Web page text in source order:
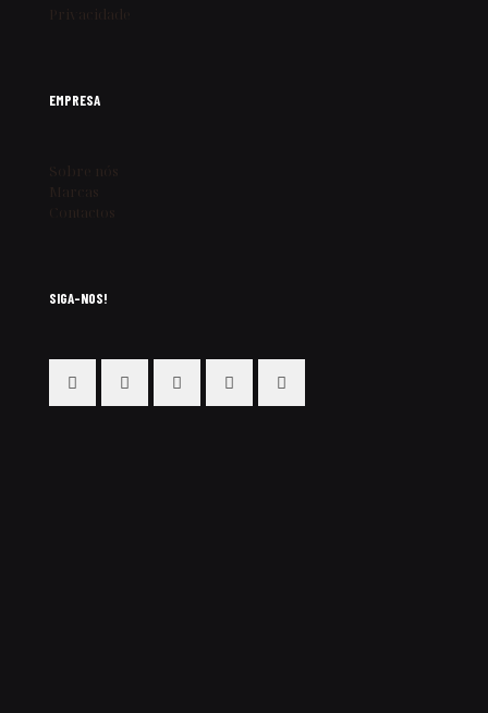
Privacidade
EMPRESA
Sobre nós
Marcas
Contactos
SIGA-NOS!